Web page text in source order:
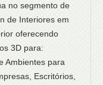
no segmento de
de Interiores em
oferecendo
3D para:
Ambientes para
Escritórios,